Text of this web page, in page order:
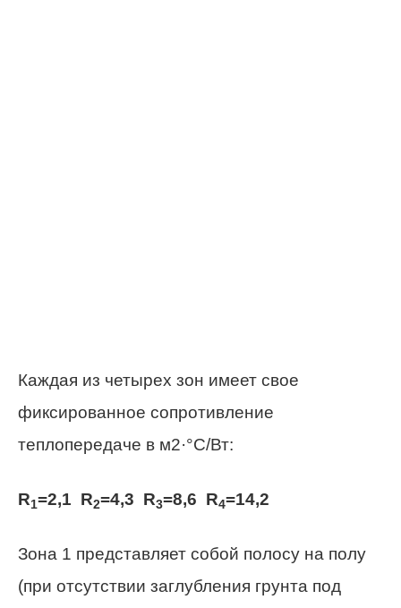
Каждая из четырех зон имеет свое
фиксированное сопротивление
теплопередаче в м2·°С/Вт:
R1=2,1 R2=4,3 R3=8,6 R4=14,2
Зона 1 представляет собой полосу на полу
(при отсутствии заглубления грунта под